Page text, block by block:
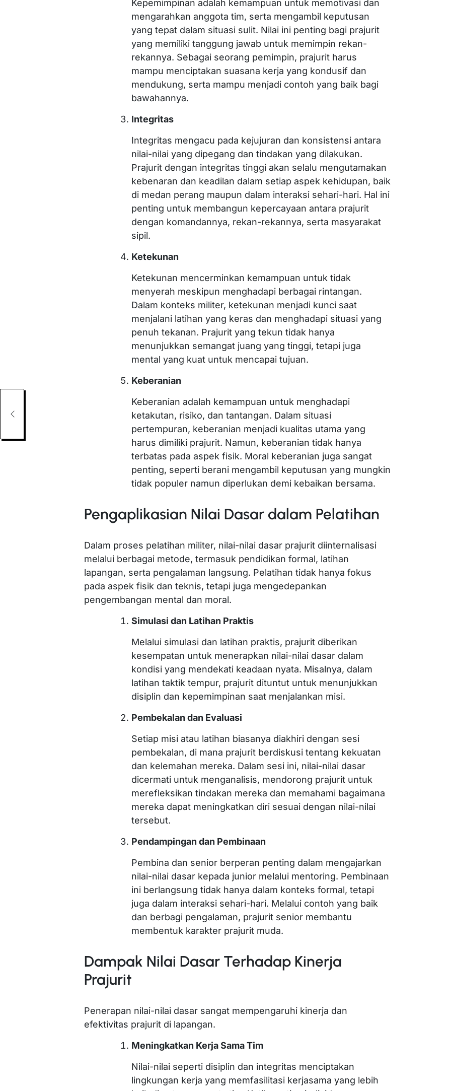
Kepemimpinan adalah kemampuan untuk memotivasi dan
mengarahkan anggota tim, serta mengambil keputusan
yang tepat dalam situasi sulit. Nilai ini penting bagi prajurit
yang memiliki tanggung jawab untuk memimpin rekan-
rekannya. Sebagai seorang pemimpin, prajurit harus
mampu menciptakan suasana kerja yang kondusif dan
mendukung, serta mampu menjadi contoh yang baik bagi
bawahannya.
Integritas
Integritas mengacu pada kejujuran dan konsistensi antara
nilai-nilai yang dipegang dan tindakan yang dilakukan.
Prajurit dengan integritas tinggi akan selalu mengutamakan
kebenaran dan keadilan dalam setiap aspek kehidupan, baik
di medan perang maupun dalam interaksi sehari-hari. Hal ini
penting untuk membangun kepercayaan antara prajurit
dengan komandannya, rekan-rekannya, serta masyarakat
sipil.
Ketekunan
Ketekunan mencerminkan kemampuan untuk tidak
menyerah meskipun menghadapi berbagai rintangan.
Dalam konteks militer, ketekunan menjadi kunci saat
menjalani latihan yang keras dan menghadapi situasi yang
penuh tekanan. Prajurit yang tekun tidak hanya
menunjukkan semangat juang yang tinggi, tetapi juga
mental yang kuat untuk mencapai tujuan.
Keberanian
Keberanian adalah kemampuan untuk menghadapi
ketakutan, risiko, dan tantangan. Dalam situasi
pertempuran, keberanian menjadi kualitas utama yang
harus dimiliki prajurit. Namun, keberanian tidak hanya
terbatas pada aspek fisik. Moral keberanian juga sangat
penting, seperti berani mengambil keputusan yang mungkin
tidak populer namun diperlukan demi kebaikan bersama.
Pengaplikasian Nilai Dasar dalam Pelatihan
Dalam proses pelatihan militer, nilai-nilai dasar prajurit diinternalisasi
melalui berbagai metode, termasuk pendidikan formal, latihan
lapangan, serta pengalaman langsung. Pelatihan tidak hanya fokus
pada aspek fisik dan teknis, tetapi juga mengedepankan
pengembangan mental dan moral.
Simulasi dan Latihan Praktis
Melalui simulasi dan latihan praktis, prajurit diberikan
kesempatan untuk menerapkan nilai-nilai dasar dalam
kondisi yang mendekati keadaan nyata. Misalnya, dalam
latihan taktik tempur, prajurit dituntut untuk menunjukkan
disiplin dan kepemimpinan saat menjalankan misi.
Pembekalan dan Evaluasi
Setiap misi atau latihan biasanya diakhiri dengan sesi
pembekalan, di mana prajurit berdiskusi tentang kekuatan
dan kelemahan mereka. Dalam sesi ini, nilai-nilai dasar
dicermati untuk menganalisis, mendorong prajurit untuk
merefleksikan tindakan mereka dan memahami bagaimana
mereka dapat meningkatkan diri sesuai dengan nilai-nilai
tersebut.
Pendampingan dan Pembinaan
Pembina dan senior berperan penting dalam mengajarkan
nilai-nilai dasar kepada junior melalui mentoring. Pembinaan
ini berlangsung tidak hanya dalam konteks formal, tetapi
juga dalam interaksi sehari-hari. Melalui contoh yang baik
dan berbagi pengalaman, prajurit senior membantu
membentuk karakter prajurit muda.
Dampak Nilai Dasar Terhadap Kinerja
Prajurit
Penerapan nilai-nilai dasar sangat mempengaruhi kinerja dan
efektivitas prajurit di lapangan.
Meningkatkan Kerja Sama Tim
Nilai-nilai seperti disiplin dan integritas menciptakan
lingkungan kerja yang memfasilitasi kerjasama yang lebih